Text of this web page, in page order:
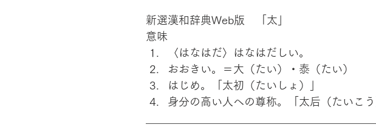
新選漢和辞典Web版　「太」
意味
〈はなはだ〉はなはだしい。
おおきい。＝大（たい）・泰（たい）
はじめ。「太初（たいしょ）」
身分の高い人への尊称。「太后（たいこう